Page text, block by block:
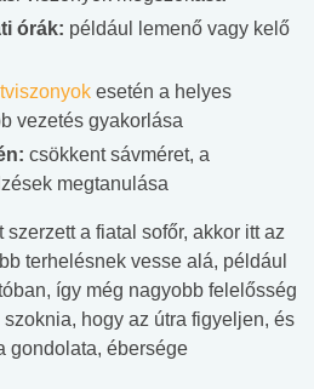
órák: például lemenő vagy kelő
esetén a helyes
vezetés gyakorlása
csökkent sávméret, a
megtanulása
a fiatal sofőr, akkor itt az
terhelésnek vesse alá, például
így még nagyobb felelősség
hogy az útra figyeljen, és
gondolata, ébersége